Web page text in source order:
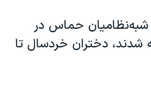
شبه‌نظامیان حماس در
شدند، دختران خردسال تا